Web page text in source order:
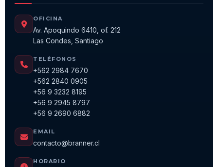
OFICINA
Av. Apoquindo 6410, of. 212
Las Condes, Santiago
TELÉFONOS
+562 2984 7670
+562 2840 0905
+56 9 3232 8195
+56 9 2945 8797
+56 9 2690 6882
EMAIL
contacto@branner.cl
HORARIO